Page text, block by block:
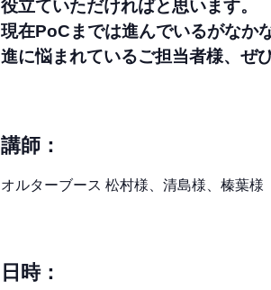
役立ていただければと思います。
現在PoCまでは進んでいるがなか
進に悩まれているご担当者様、ぜ
講師：
オルターブース 松村様、清島様、榛葉様
日時：